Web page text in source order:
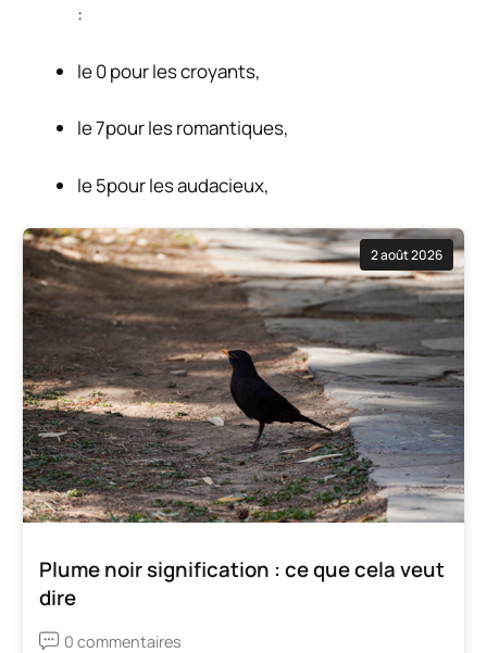
:
le 0 pour les croyants,
le 7pour les romantiques,
le 5pour les audacieux,
2 août 2026
Plume noir signification : ce que cela veut
dire
0 commentaires